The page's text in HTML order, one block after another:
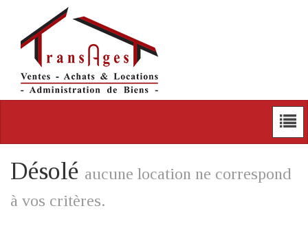
Désolé aucune location ne correspond
à vos critères.